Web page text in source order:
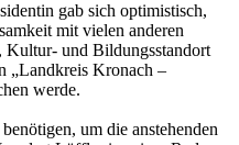
gab sich optimistisch,
mit vielen anderen
Kultur- und Bildungsstandort
„Landkreis Kronach –
werde.
um die anstehenden